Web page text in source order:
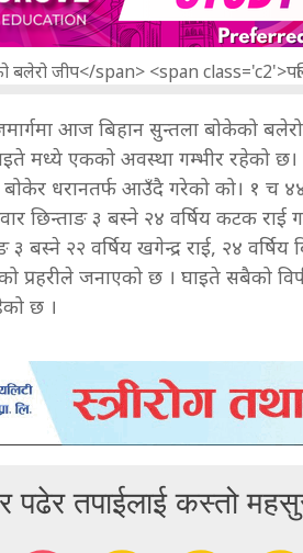
आज बिहान सुन्तला बोकेको
मध्ये एकको अवस्था गम्भीर रहेको छ।
धरानतर्फ आउँदै गरेको को। १ च
छिन्ताङ ३ बस्ने २४ वर्षिय कटक राई
३ बस्ने २२ वर्षिय खगेन्द्र राई, २४
प्रहरीले जनाएको छ । घाइते सबैको
छ ।
पढेर तपाईलाई कस्तो